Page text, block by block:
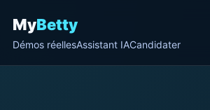
MyBetty
Démos réellesAssistant IACandidater